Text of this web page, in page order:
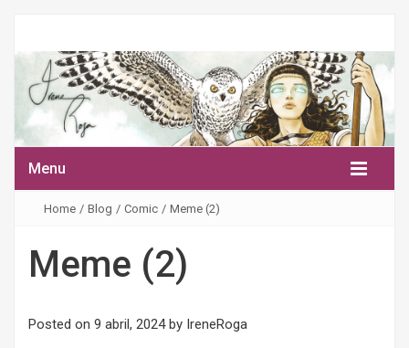
Menu
Home / Blog / Comic / Meme (2)
Meme (2)
Posted on 9 abril, 2024by IreneRoga